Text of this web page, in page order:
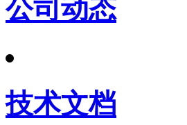
公司动态
技术文档